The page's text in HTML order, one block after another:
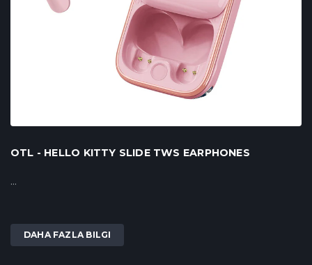
OTL - HELLO KITTY SLIDE TWS EARPHONES
...
DAHA FAZLA BILGI